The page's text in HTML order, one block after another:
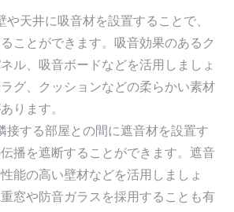
や天井に吸音材を設置することで、
ことができます。吸音効果のあるク
ル、吸音ボードなどを活用しましょ
グ、クッションなどの柔らかい素材
ります。
接する部屋との間に遮音材を設置す
播を遮断することができます。遮音
能の高い壁材などを活用しましょ
窓や防音ガラスを採用することも有